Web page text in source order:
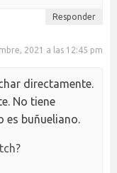
Responder
2021 a las 12:45 pm
directamente.
No tiene
es buñueliano.